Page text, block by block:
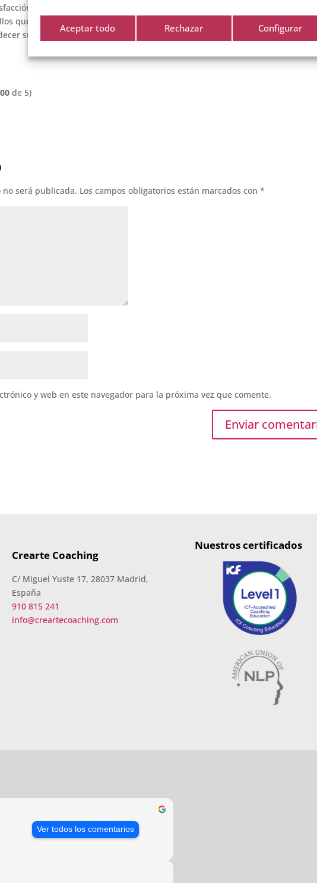
Aceptar todo Rechazar Configurar
del trabajo bien hecho. Y desde el rol que ocupes en tu empresa,
que te rodean sea más agradable. Por ejemplo, puedes elogiar una
su ayuda en una tarea.
de 5)
será publicada. Los campos obligatorios están marcados con*
y web en este navegador para la próxima vez que comente.
Crearte Coaching
C/ Miguel Yuste 17, 28037 Madrid,
España
910 815 241
info@creartecoaching.com
Nuestros certificados
Ver todos los comentarios